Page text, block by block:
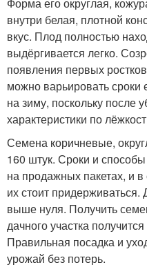
внутри белая, плотной
вкус. Плод полностью
выдёргивается легко.
появления первых
можно варьировать сроки
на зиму, поскольку после
характеристики по
Семена коричневые,
160 штук. Сроки и
на продажных пакетах, и
их стоит придерживаться.
выше нуля. Получить
дачного участка
Правильная посадка и
урожай без потерь.